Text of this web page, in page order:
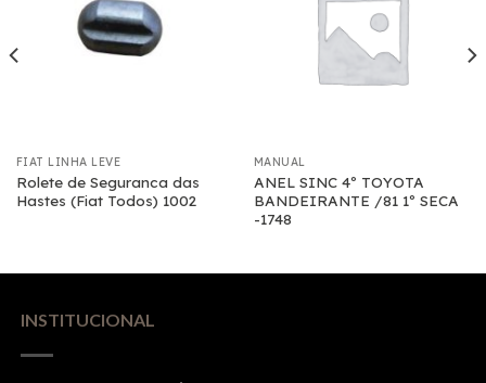
FIAT LINHA LEVE
Rolete de Seguranca das
Hastes (Fiat Todos) 1002
MANUAL
ANEL SINC 4º TOYOTA
BANDEIRANTE /81 1º SECA
-1748
INSTITUCIONAL